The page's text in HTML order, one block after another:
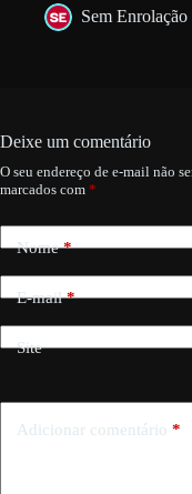
Sem Enrolação
Deixe um comentário
O seu endereço de e-mail não
marcados com *
Nome*
E-mail*
Site
Adicionar comentário *